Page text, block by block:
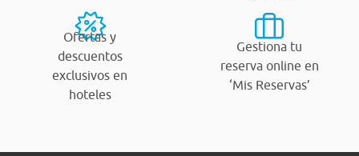
Ofertas y
descuentos
exclusivos en
hoteles
Gestiona tu
reserva online en
‘Mis Reservas’